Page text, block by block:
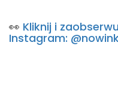
👀 Kliknij i
Instagram: